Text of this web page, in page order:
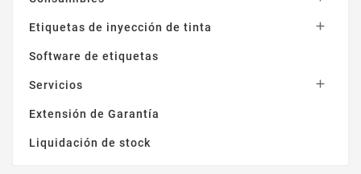
Etiquetas de inyección de tinta 
Software de etiquetas
Servicios 
Extensión de Garantía
Liquidación de stock